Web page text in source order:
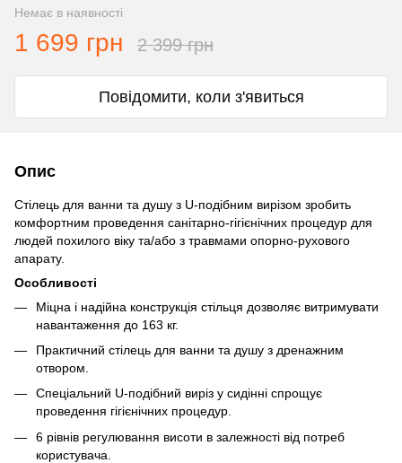
Немає в наявності
1 699 грн 2 399 грн
Повідомити, коли з'явиться
Опис
Стілець для ванни та душу з U-подібним вирізом зробить
комфортним проведення санітарно-гігієнічних процедур для
людей похилого віку та/або з травмами опорно-рухового
апарату.
Особливості
Міцна і надійна конструкція стільця дозволяє витримувати
навантаження до 163 кг.
Практичний стілець для ванни та душу з дренажним
отвором.
Спеціальний U-подібний виріз у сидінні спрощує
проведення гігієнічних процедур.
6 рівнів регулювання висоти в залежності від потреб
користувача.